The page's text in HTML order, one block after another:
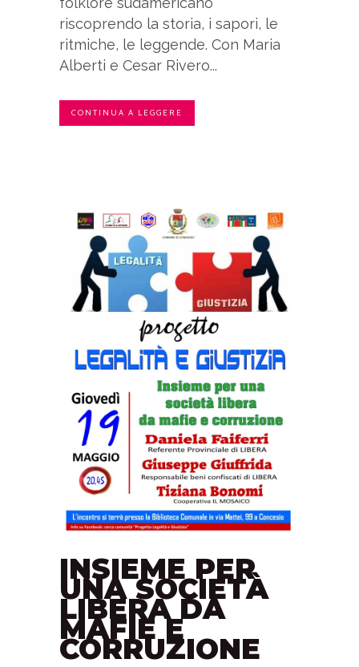
riscoprendo la storia, i sapori, le
ritmiche, le leggende. Con Maria
Alberti e Cesar Rivero...
CONTINUA A LEGGERE
INSIEME PER
UNA SOCIETÀ
LIBERA DA
MAFIE E
CORRUZIONE